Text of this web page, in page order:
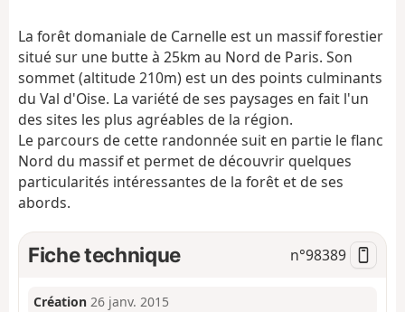
i
a
n
La forêt domaniale de Carnelle est un massif forestier
situé sur une butte à 25km au Nord de Paris. Son
sommet (altitude 210m) est un des points culminants
du Val d'Oise. La variété de ses paysages en fait l'un
des sites les plus agréables de la région.
Le parcours de cette randonnée suit en partie le flanc
Nord du massif et permet de découvrir quelques
particularités intéressantes de la forêt et de ses
abords.
Fiche technique n°98389
Création 26 janv. 2015